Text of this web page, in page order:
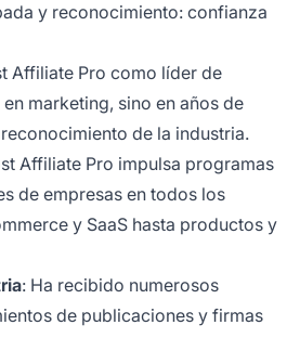
y reconocimiento: confianza
Affiliate Pro como líder de
marketing, sino en años de
de la industria.
Affiliate Pro impulsa programas
de empresas en todos los
y SaaS hasta productos y
: Ha recibido numerosos
de publicaciones y firmas